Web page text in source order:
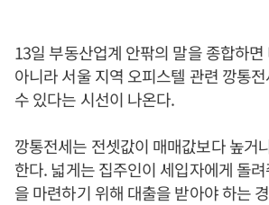
13일 부동산업계 안팎의 말을 종합하
아니라 서울 지역 오피스텔 관련 깡통
수 있다는 시선이 나온다.
깡통전세는 전셋값이 매매값보다 높거
한다. 넓게는 집주인이 세입자에게 돌
을 마련하기 위해 대출을 받아야 하는